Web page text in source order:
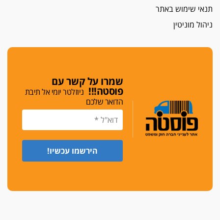
כפר מנדא: עורך דין נעצר בחשד להחזקת שני אקדח
בימ"ש מחוזי: החלטת עמית בכר לדחות מינוי מנכ"ל
חדש ללשכה אינה סבירה
משפחה ופוליטיקה
עו"ד גלעד מנשה ויאיר בכורו חגגו בר מצווה, שרי
תנאי שימוש באתר
ניהול מוניטין
שמרו על קשר עם
פוסטה!!! ניוזלטר יומי אל תיבת
הדואר שלכם